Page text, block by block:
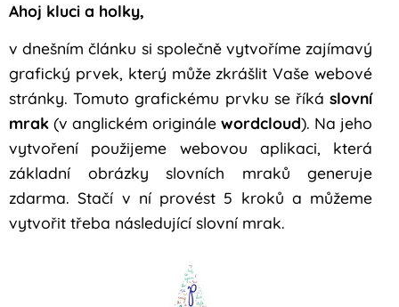
Ahoj kluci a holky,
v dnešním článku si společně vytvoříme zajímavý
grafický prvek, který může zkrášlit Vaše webové
stránky. Tomuto grafickému prvku se říká slovní
mrak (v anglickém originále wordcloud). Na jeho
vytvoření použijeme webovou aplikaci, která
základní obrázky slovních mraků generuje
zdarma. Stačí v ní provést 5 kroků a můžeme
vytvořit třeba následující slovní mrak.